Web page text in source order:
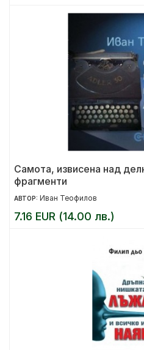
Самота, извисена над
фрагменти
АВТОР: Иван Теофилов
7.16 EUR (14.00 лв.)